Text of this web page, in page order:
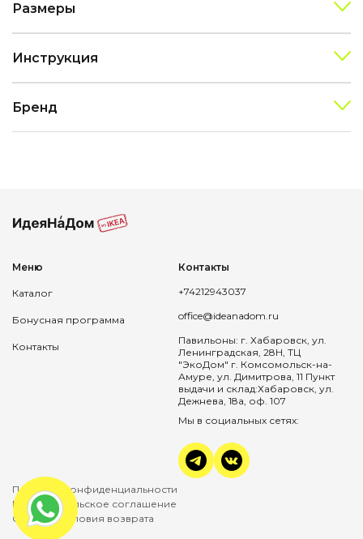
Размеры
Инструкция
Бренд
Меню
Каталог
Бонусная программа
Контакты
Контакты
+74212943037
office@ideanadom.ru
Павильоны: г. Хабаровск, ул.
Ленинградская, 28Н, ТЦ
"ЭкоДом" г. Комсомольск-на-
Амуре, ул. Димитрова, 11 Пункт
выдачи и склад:Хабаровск, ул.
Дежнева, 18а, оф. 107
Мы в социальных сетях:
Политика конфиденциальности
Пользовательское соглашение
Оплата и условия возврата